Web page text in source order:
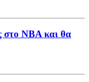
στο NBA και θα